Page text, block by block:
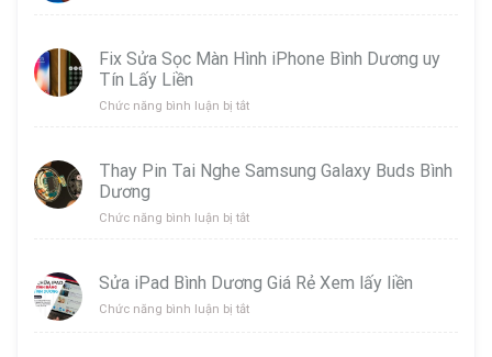
Nghe
Tại
Fix Sửa Sọc Màn Hình iPhone Bình Dương uy
Tín Lấy Liền
Chức năng bình luận bị tắtở
Sọc
Màn
iPhone
Tín
Lấy
Thay Pin Tai Nghe Samsung Galaxy Buds Bình
Dương
Chức năng bình luận bị tắtở
Nghe
Samsung
Sửa iPad Bình Dương Giá Rẻ Xem lấy liền
Chức năng bình luận bị tắtở